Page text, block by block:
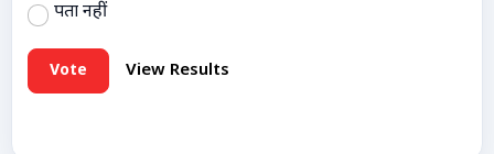
पता नहीं
Vote View Results